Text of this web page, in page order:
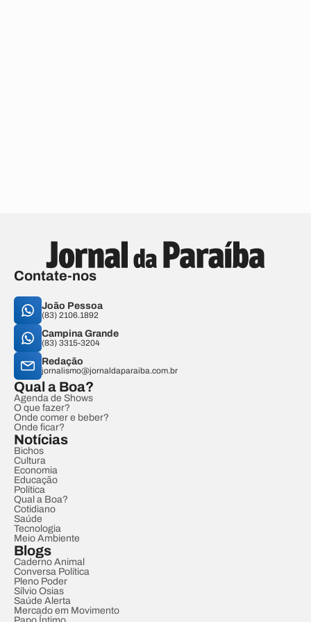
Contate-nos
João Pessoa
(83) 2106.1892
Campina Grande
(83) 3315-3204
Redação
jornalismo@jornaldaparaiba.com.br
Qual a Boa?
Agenda de Shows
O que fazer?
Onde comer e beber?
Onde ficar?
Notícias
Bichos
Cultura
Economia
Educação
Política
Qual a Boa?
Cotidiano
Saúde
Tecnologia
Meio Ambiente
Blogs
Caderno Animal
Conversa Política
Pleno Poder
Sílvio Osias
Saúde Alerta
Mercado em Movimento